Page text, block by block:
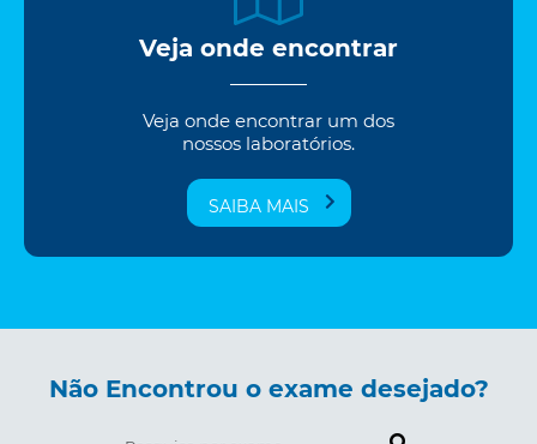
Veja onde encontrar
Veja onde encontrar um dos
nossos laboratórios.
SAIBA MAIS
Não Encontrou o exame desejado?
Pesquise por exame